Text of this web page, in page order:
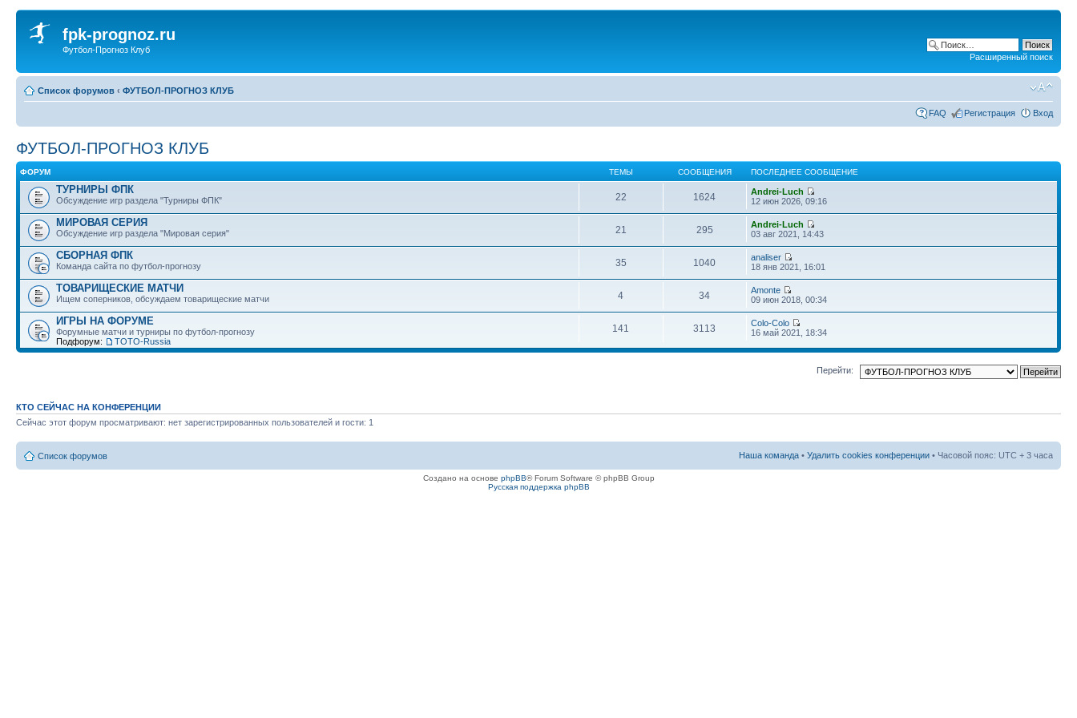
fpk-prognoz.ru
Футбол-Прогноз Клуб
Расширенный поиск
Список форумов ‹ ФУТБОЛ-ПРОГНОЗ КЛУБ
FAQ Регистрация Вход
ФУТБОЛ-ПРОГНОЗ КЛУБ
ФОРУМ ТЕМЫ СООБЩЕНИЯ ПОСЛЕДНЕЕ СООБЩЕНИЕ
ТУРНИРЫ ФПК
Обсуждение игр раздела "Турниры ФПК" 22 1624
Andrei-Luch
12 июн 2026, 09:16
МИРОВАЯ СЕРИЯ
Обсуждение игр раздела "Мировая серия" 21 295
Andrei-Luch
03 авг 2021, 14:43
СБОРНАЯ ФПК
Команда сайта по футбол-прогнозу 35 1040
analiser
18 янв 2021, 16:01
ТОВАРИЩЕСКИЕ МАТЧИ
Ищем соперников, обсуждаем товарищеские матчи 4 34
Amonte
09 июн 2018, 00:34
ИГРЫ НА ФОРУМЕ
Форумные матчи и турниры по футбол-прогнозу
Подфорум:
ТОТО-Russia
141 3113
Colo-Colo
16 май 2021, 18:34
Перейти:
КТО СЕЙЧАС НА КОНФЕРЕНЦИИ
Сейчас этот форум просматривают: нет зарегистрированных пользователей и гости: 1
Список форумов Наша команда • Удалить cookies конференции • Часовой пояс: UTC + 3 часа
Создано на основе phpBB® Forum Software © phpBB Group
Русская поддержка phpBB